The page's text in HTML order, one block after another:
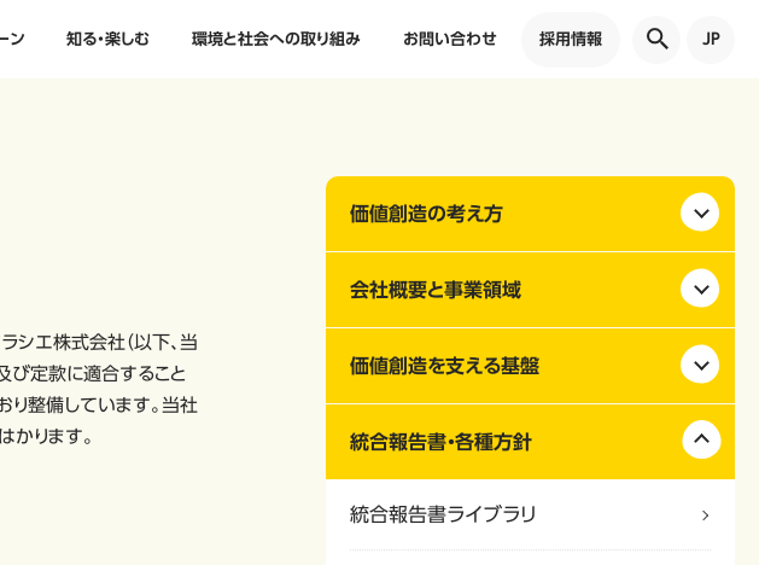
ン 知る・楽しむ 環境と社会への取り組み お問い合わせ 採用情報 JP
シエ株式会社（以下、当
び定款に適合すること
整備しています。当社
かります。
価値創造の考え方
会社概要と事業領域
価値創造を支える基盤
統合報告書・各種方針
統合報告書ライブラリ